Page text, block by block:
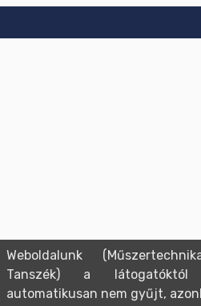
Weboldalunk
Tanszék) a látogatóktól
automatikusan nem gyűjt,